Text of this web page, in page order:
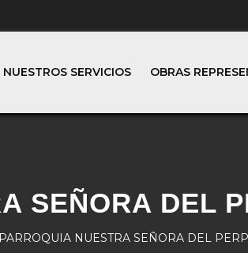
NUESTROS SERVICIOS OBRAS
SEÑORA DEL
NUESTRA SEÑORA DEL